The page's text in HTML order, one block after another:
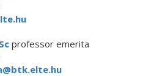
professor emerita